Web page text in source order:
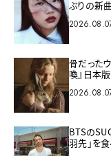
ぶりの新曲
骨だった
喚』日本
BTSの
羽先」を